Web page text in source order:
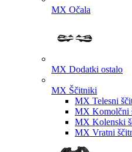
MX Očala
MX Dodatki ostalo
MX Ščitniki
MX Telesni
MX Komolčni
MX Kolenski
MX Vratni